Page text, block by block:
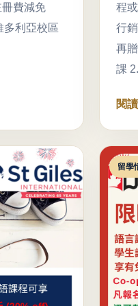
費減免
利亞校區
程
行
再
課
閱
留學